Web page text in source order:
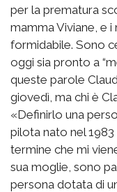
per la prematura
mamma Viviane, e
formidabile. Sono
oggi sia pronto a
queste parole
giovedì, ma chi è
«Definirlo una
pilota nato nel
termine che mi
sua moglie, sono
persona dotata di